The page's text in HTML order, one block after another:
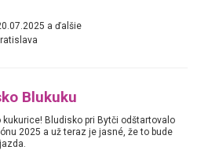
a ďalšie
Blukuku
kukurice! Bludisko pri Bytči odštartovalo
2025 a už teraz je jasné, že to bude